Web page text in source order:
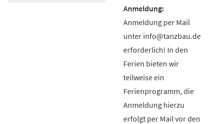
Anmeldung per Mail
unter info@tanzbau.de
erforderlich! In den
Ferien bieten wir
teilweise ein
Ferienprogramm, die
Anmeldung hierzu
erfolgt per Mail vor den